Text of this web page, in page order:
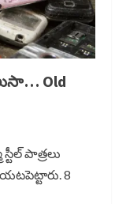
Old
పాత్రలు
8